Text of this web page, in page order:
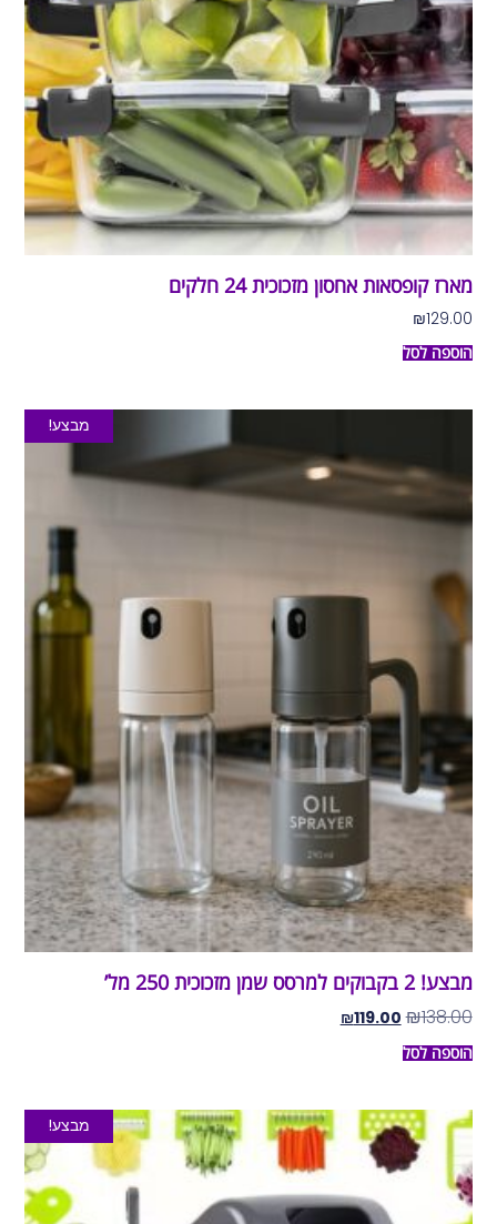
מארז קופסאות אחסון מזכוכית 24 חלקים
₪129.00
הוספה לסל
מבצע!
מבצע! 2 בקבוקים למרסס שמן מזכוכית 250 מל’
₪138.00
₪119.00
הוספה לסל
מבצע!